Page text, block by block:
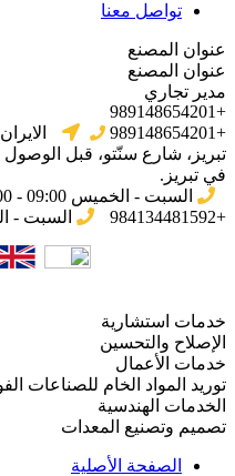
تواصل معنا
عنوان المصنع
عنوان المصنع
مدير تجاري
+989148654201
+989148654201
تبریز، شارع سنّتو، قبل
في تبریز.
السبت - الخميس 09:00 - 21:00
+984134481592
السبت - الجمعة
خدمات استشارية
الإصلاح والتحسين
خدمات الأعمال
توريد المواد الخام للصناعات
الخدمات الهندسية
تصميم وتصنيع المعدات
الصفحة الأصلية